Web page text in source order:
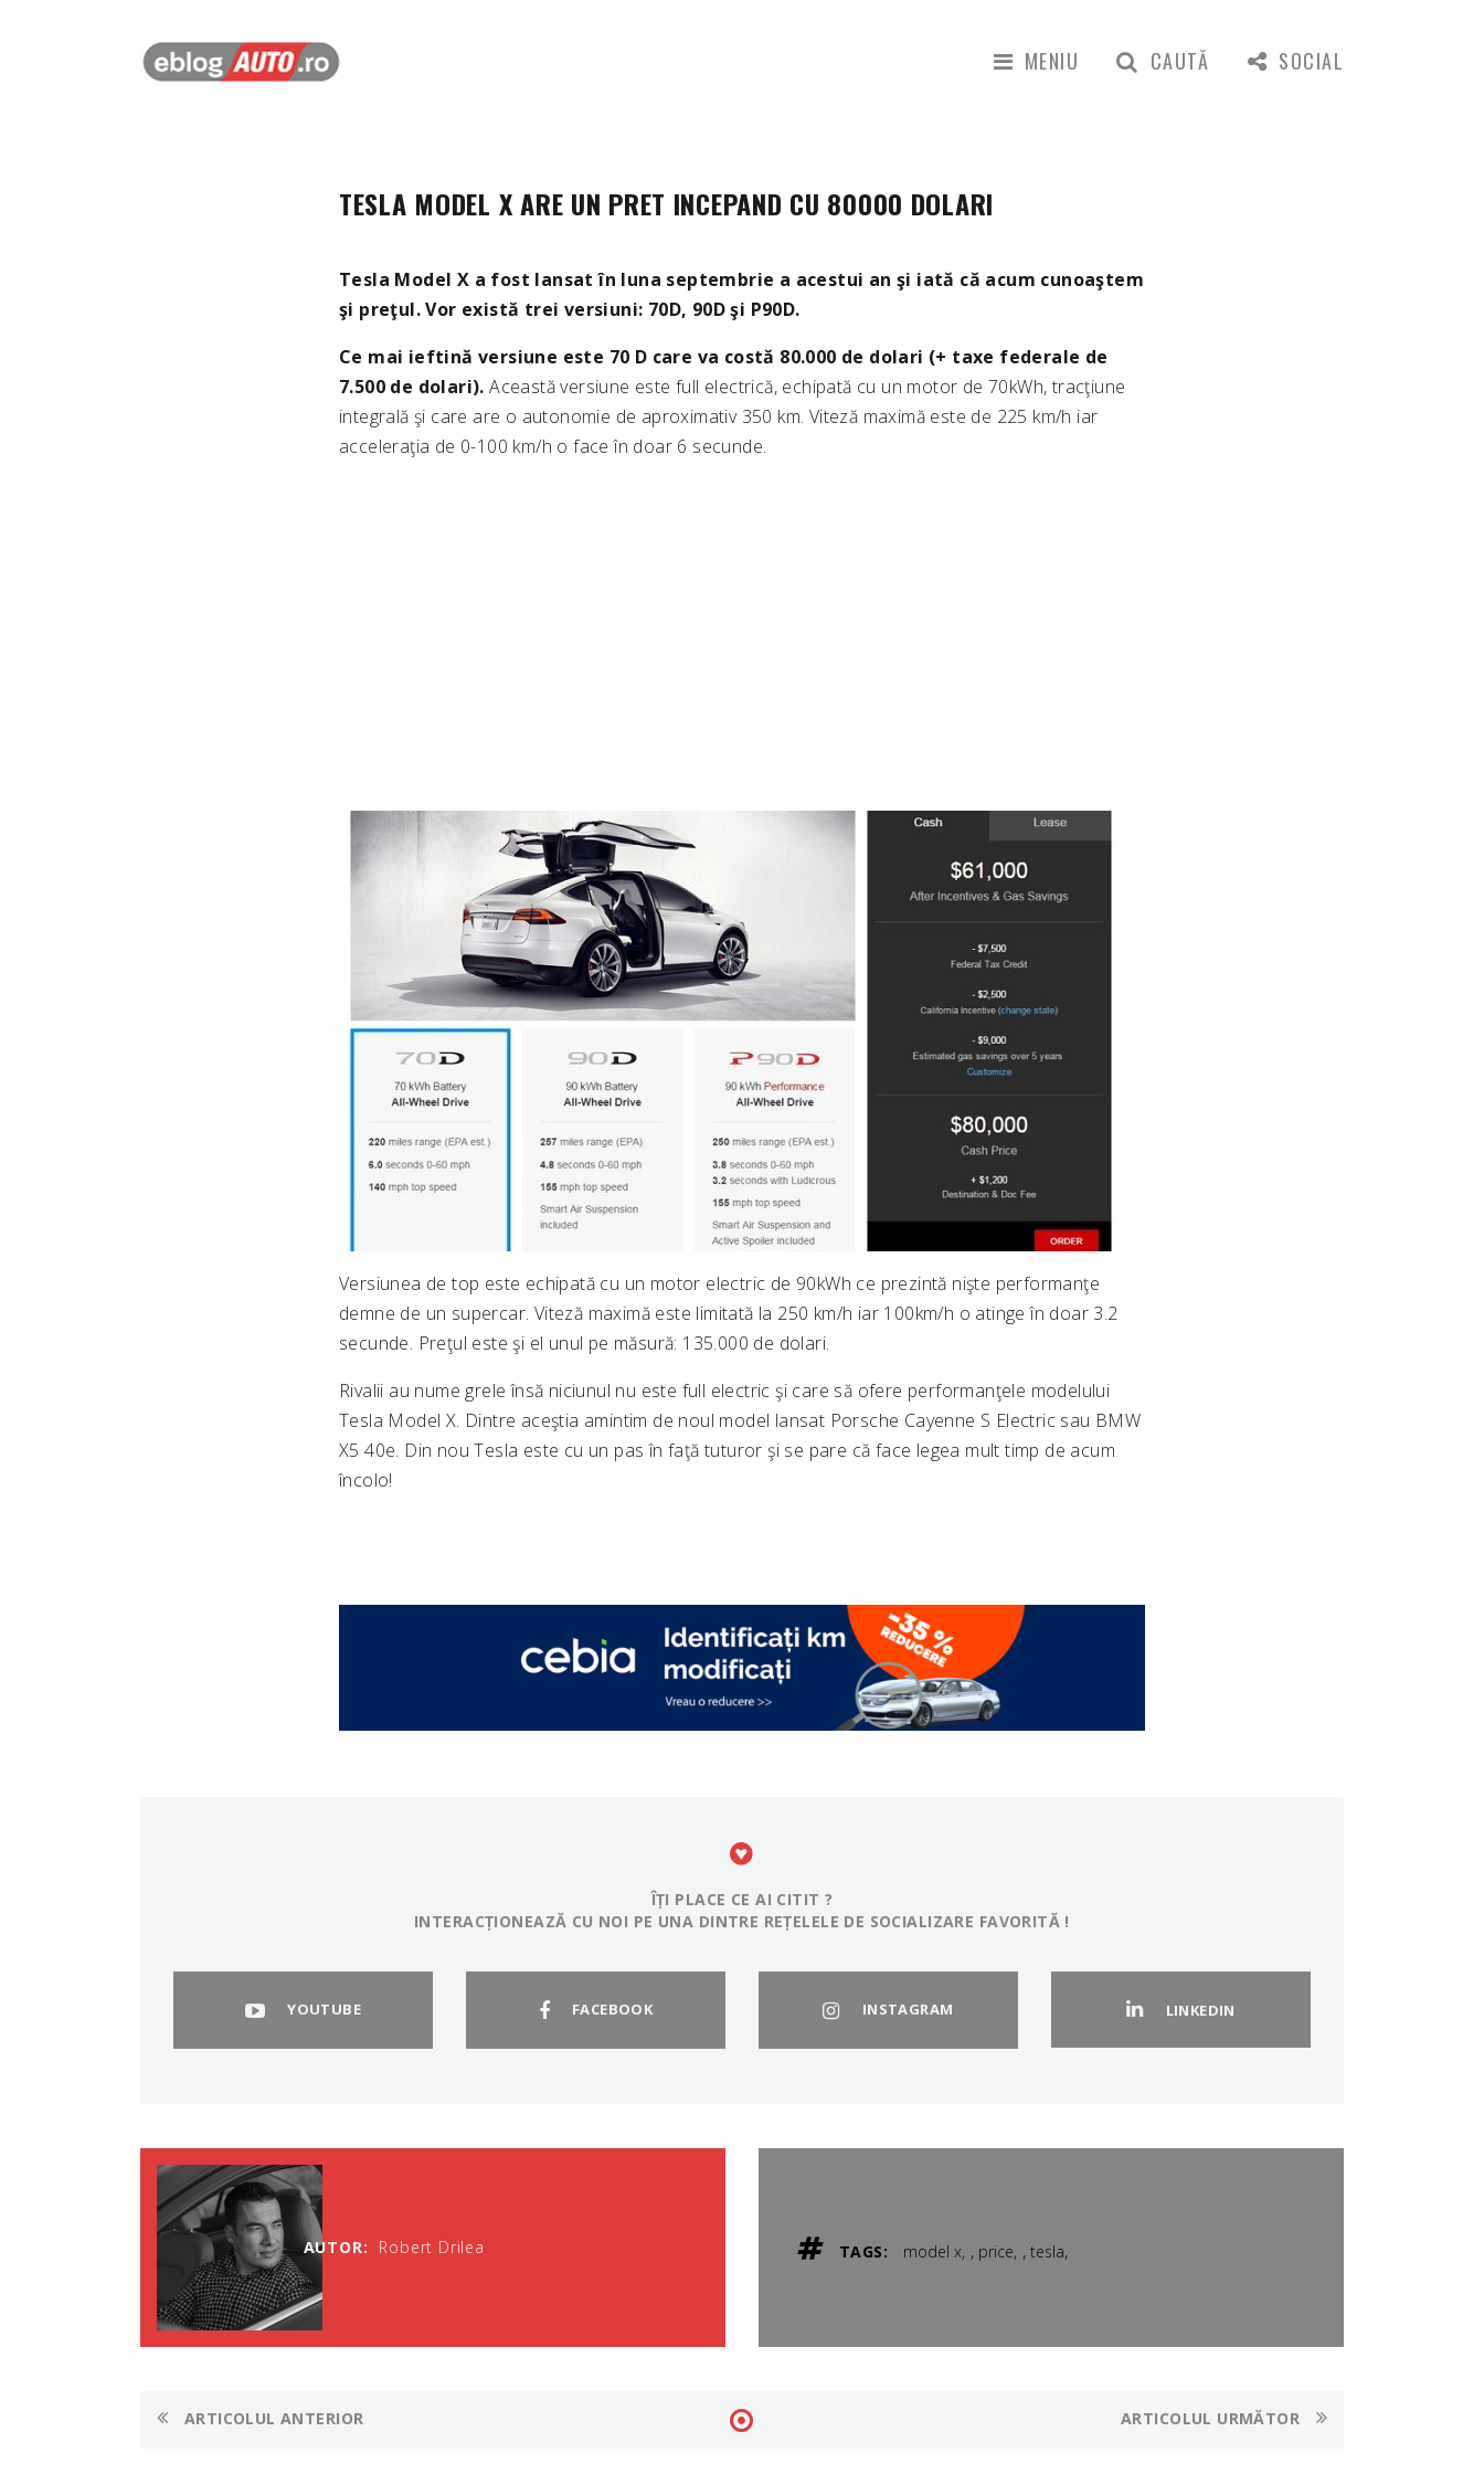
MENIU CAUTĂ SOCIAL
TESLA MODEL X ARE UN PRET INCEPAND CU 80000 DOLARI
Tesla Model X a fost lansat în luna septembrie a acestui an şi iată că acum cunoaştem
şi preţul. Vor există trei versiuni: 70D, 90D şi P90D.
Ce mai ieftină versiune este 70 D care va costă 80.000 de dolari (+ taxe federale de
7.500 de dolari). Această versiune este full electrică, echipată cu un motor de 70kWh, tracţiune
integrală şi care are o autonomie de aproximativ 350 km. Viteză maximă este de 225 km/h iar
acceleraţia de 0-100 km/h o face în doar 6 secunde.
Versiunea de top este echipată cu un motor electric de 90kWh ce prezintă nişte performanţe
demne de un supercar. Viteză maximă este limitată la 250 km/h iar 100km/h o atinge în doar 3.2
secunde. Preţul este şi el unul pe măsură: 135.000 de dolari.
Rivalii au nume grele însă niciunul nu este full electric şi care să ofere performanţele modelului
Tesla Model X. Dintre aceştia amintim de noul model lansat Porsche Cayenne S Electric sau BMW
X5 40e. Din nou Tesla este cu un pas în faţă tuturor şi se pare că face legea mult timp de acum
încolo!
ÎȚI PLACE CE AI CITIT ?
INTERACȚIONEAZĂ CU NOI PE UNA DINTRE REȚELELE DE SOCIALIZARE FAVORITĂ !
YOUTUBE FACEBOOK INSTAGRAM LINKEDIN
AUTOR: Robert Drilea TAGS: model x , price ,tesla,
ARTICOLUL ANTERIOR ARTICOLUL URMĂTOR